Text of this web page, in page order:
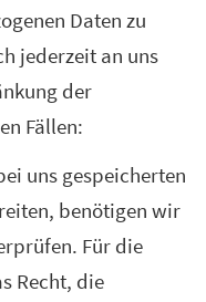
Daten zu
jederzeit an uns
der
Fällen:
uns gespeicherten
benötigen wir
Für die
Recht, die